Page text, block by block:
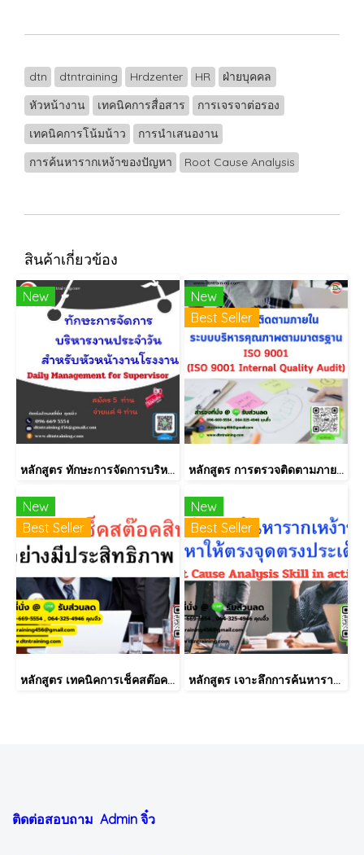
dtn dtntraining Hrdzenter HR
ฝ่ายบุคคล
หัวหน้างาน
เทคนิคการสื่อสาร
การเจรจาต่อรอง
เทคนิคการโน้มน้าว
การนำเสนองาน
การค้นหารากเหง้าของปัญหา
Root Cause Analysis
สินค้าเกี่ยวข้อง
New
หลักสูตร ทักษะการจัดการบริหารงานประจำวัน สำหรับหัวหน้างานโรงงาน (Daily Management for Supervisor)
New
Best Seller
หลักสูตร การตรวจติดตามภายใน INTERNAL AUDIT ISO9001:2015
New
Best Seller
หลักสูตร เทคนิคการเช็คสต๊อคสินค้าอย่างมีประสิทธิภาพ
New
Best Seller
หลักสูตร เจาะลึกการค้นหารากเหง้าของปัญหาให้ตรงจุดตรงประเด็น (Root Cause Analysis Skill in action)
ติดต่อสอบถาม Admin จิ๋ว